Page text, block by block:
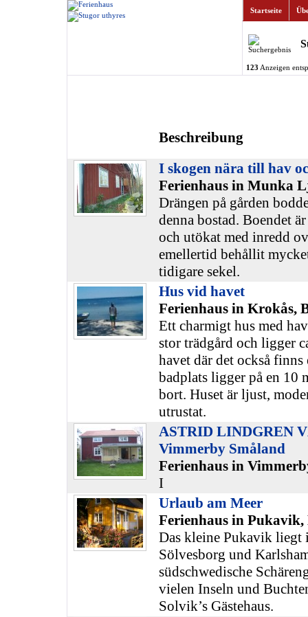
Startseite
123 Anzeigen
Beschreibung
I skogen nära till hav
Ferienhaus in Munka
Drängen på gården
denna bostad. Boendet
och utökat med inredd
emellertid behållit
tidigare sekel.
Hus vid havet
Ferienhaus in Krokås,
Ett charmigt hus med
stor trädgård och ligger
havet där det också
badplats ligger på en 10
bort. Huset är ljust,
utrustat.
ASTRID LINDGREN
Vimmerby Småland
Ferienhaus in
I
Urlaub am Meer
Ferienhaus in Pukavik,
Das kleine Pukavik liegt
Sölvesborg und
südschwedische
vielen Inseln und
Solvik’s Gästehaus.